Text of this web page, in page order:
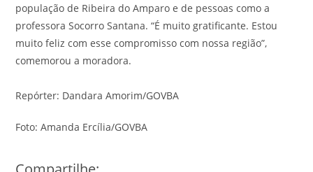
população de Ribeira do Amparo e de pessoas como a
professora Socorro Santana. “É muito gratificante. Estou
muito feliz com esse compromisso com nossa região”,
comemorou a moradora.
Repórter: Dandara Amorim/GOVBA
Foto: Amanda Ercília/GOVBA